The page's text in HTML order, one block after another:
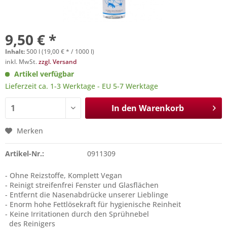
9,50 € *
Inhalt: 500 l (19,00 € * / 1000 l)
inkl. MwSt.zzgl. Versand
Artikel verfügbar
Lieferzeit ca. 1-3 Werktage - EU 5-7 Werktage
In den Warenkorb
Merken
Artikel-Nr.: 0911309
- Ohne Reizstoffe, Komplett Vegan
- Reinigt streifenfrei Fenster und Glasflächen
- Entfernt die Nasenabdrücke unserer Lieblinge
- Enorm hohe Fettlösekraft für hygienische Reinheit
- Keine Irritationen durch den Sprühnebel
des Reinigers